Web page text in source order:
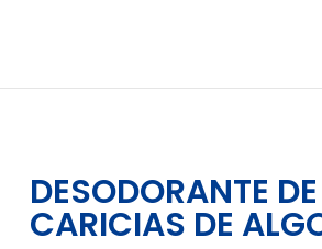
DESODORANTE
CARICIAS DE